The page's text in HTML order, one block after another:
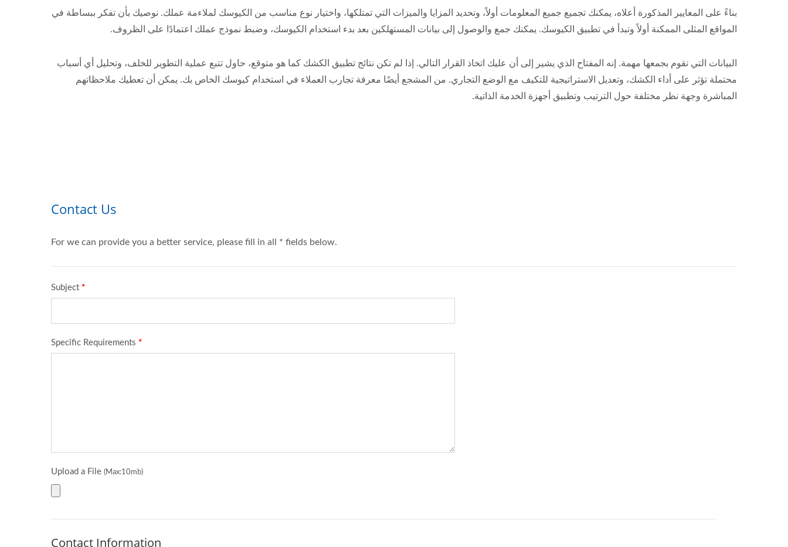
بناءً على المعايير المذكورة أعلاه، يمكنك تجميع جميع المعلومات أولاً، وتحديد المزايا والميزات التي تمتلكها، واختيار نوع مناسب من الكيوسك لملاءمة عملك. نوصيك بأن تفكر ببساطة في
المواقع المثلى الممكنة أولاً وتبدأ في تطبيق الكيوسك. يمكنك جمع والوصول إلى بيانات المستهلكين بعد بدء استخدام الكيوسك، وضبط نموذج عملك اعتمادًا على الظروف.
البيانات التي تقوم بجمعها مهمة. إنه المفتاح الذي يشير إلى أن عليك اتخاذ القرار التالي. إذا لم تكن نتائج تطبيق الكشك كما هو متوقع، حاول تتبع عملية التطوير للخلف، وتحليل أي أسباب
محتملة تؤثر على أداء الكشك، وتعديل الاستراتيجية للتكيف مع الوضع التجاري. من المشجع أيضًا معرفة تجارب العملاء في استخدام كيوسك الخاص بك. يمكن أن تعطيك ملاحظاتهم
المباشرة وجهة نظر مختلفة حول الترتيب وتطبيق أجهزة الخدمة الذاتية.